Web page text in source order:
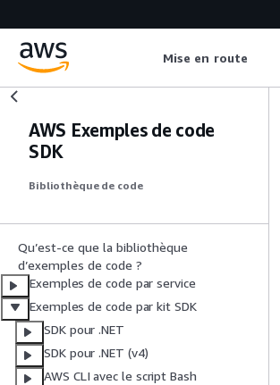
Mise en route
AWS Exemples de code
SDK
Bibliothèque de code
Qu’est-ce que la bibliothèque
d’exemples de code ?
Exemples de code par service
Exemples de code par kit SDK
SDK pour .NET
SDK pour .NET (v4)
AWS CLI avec le script Bash